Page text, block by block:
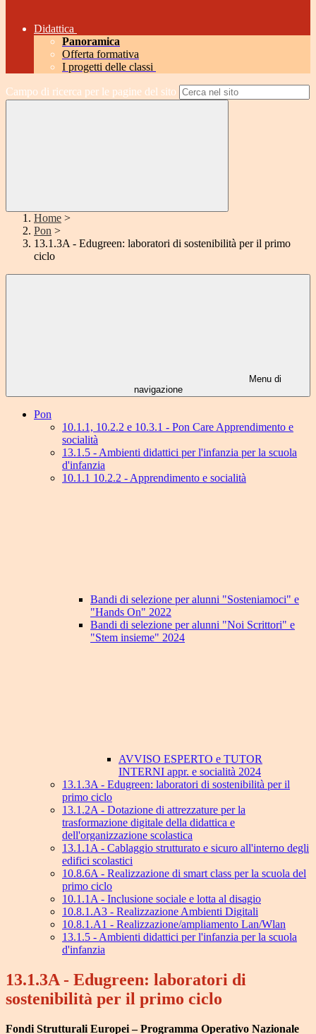
Didattica
Panoramica
Offerta formativa
I progetti delle classi
Campo di ricerca per le pagine del sito
Home >
Pon >
13.1.3A - Edugreen: laboratori di sostenibilità per il primo
ciclo
Menu di
navigazione
Pon
10.1.1, 10.2.2 e 10.3.1 - Pon Care Apprendimento e
socialità
13.1.5 - Ambienti didattici per l'infanzia per la scuola
d'infanzia
10.1.1 10.2.2 - Apprendimento e socialità
Bandi di selezione per alunni "Sosteniamoci" e
"Hands On" 2022
Bandi di selezione per alunni "Noi Scrittori" e
"Stem insieme" 2024
AVVISO ESPERTO e TUTOR
INTERNI appr. e socialità 2024
13.1.3A - Edugreen: laboratori di sostenibilità per il
primo ciclo
13.1.2A - Dotazione di attrezzature per la
trasformazione digitale della didattica e
dell'organizzazione scolastica
13.1.1A - Cablaggio strutturato e sicuro all'interno degli
edifici scolastici
10.8.6A - Realizzazione di smart class per la scuola del
primo ciclo
10.1.1A - Inclusione sociale e lotta al disagio
10.8.1.A3 - Realizzazione Ambienti Digitali
10.8.1.A1 - Realizzazione/ampliamento Lan/Wlan
13.1.5 - Ambienti didattici per l'infanzia per la scuola
d'infanzia
13.1.3A - Edugreen: laboratori di
sostenibilità per il primo ciclo
Fondi Strutturali Europei – Programma Operativo Nazionale